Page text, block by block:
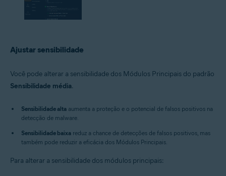
Ajustar sensibilidade
Você pode alterar a sensibilidade dos Módulos Principais do padrão
Sensibilidade média.
Sensibilidade alta aumenta a proteção e o potencial de falsos positivos na
detecção de malware.
Sensibilidade baixa reduz a chance de detecções de falsos positivos, mas
também pode reduzir a eficácia dos Módulos Principais.
Para alterar a sensibilidade dos módulos principais: